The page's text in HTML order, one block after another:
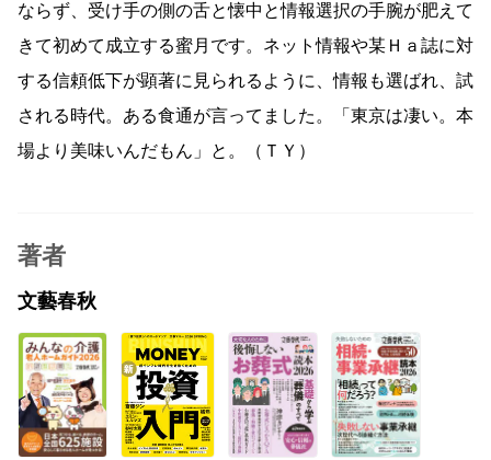
ならず、受け手の側の舌と懐中と情報選択の手腕が肥えて
きて初めて成立する蜜月です。ネット情報や某Ｈａ誌に対
する信頼低下が顕著に見られるように、情報も選ばれ、試
される時代。ある食通が言ってました。「東京は凄い。本
場より美味いんだもん」と。（ＴＹ）
著者
文藝春秋